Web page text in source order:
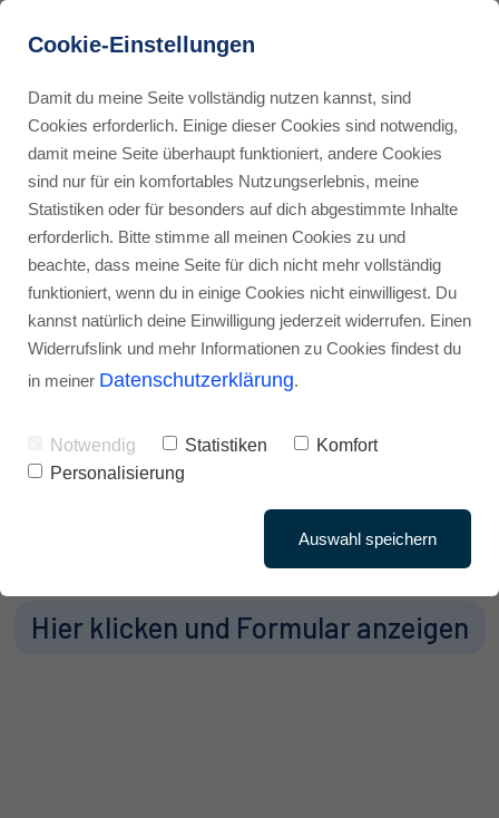
Förderanfrage für unsere
Zusammenarbeit
ACHTUNG:Voraussetzung für das Absenden der
Zusammenarbeit mit mir (unter Vorbehalt der
Förderzusage)!
Hier klicken und Formular anzeigen
Cookie-Einstellungen
Damit du meine Seite vollständig nutzen kannst, sind
Cookies erforderlich. Einige dieser Cookies sind notwendig,
damit meine Seite überhaupt funktioniert, andere Cookies
sind nur für ein komfortables Nutzungserlebnis, meine
Statistiken oder für besonders auf dich abgestimmte Inhalte
erforderlich. Bitte stimme all meinen Cookies zu und
beachte, dass meine Seite für dich nicht mehr vollständig
funktioniert, wenn du in einige Cookies nicht einwilligest. Du
kannst natürlich deine Einwilligung jederzeit widerrufen. Einen
Widerrufslink und mehr Informationen zu Cookies findest du
in meiner Datenschutzerklärung.
Notwendig Statistiken
Komfort
Personalisierung
Auswahl speichern